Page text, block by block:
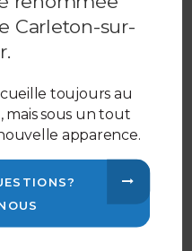
confiance
Carleton-sur-
.
toujours au
sous un tout
apparence.